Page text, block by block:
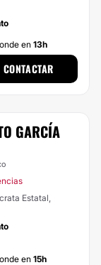
en 13h
CONTACTAR
GARCÍA
Estatal,
en 15h